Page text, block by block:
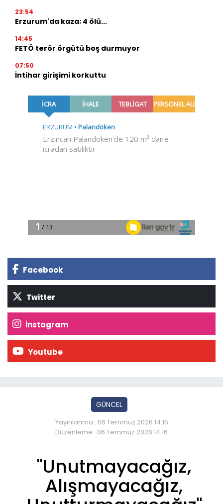
23:54
Erzurum'da kaza; 4 ölü...
14:45
FETÖ terör örgütü boş durmuyor
07:50
İntihar girişimi korkuttu
Facebook
Twitter
İnstagram
Youtube
GÜNCEL
Yayınlanma : 06 Temmuz 2026 14:15
Düzenleme : 06 Temmuz 2026 14:16
"Unutmayacağız,
Alışmayacağız,